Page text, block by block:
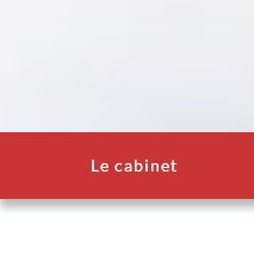
Le cabinet